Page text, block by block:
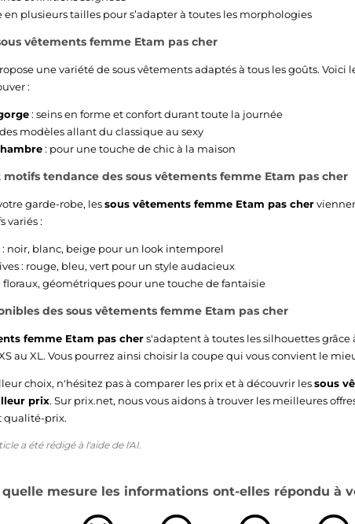
en plusieurs tailles pour s’adapter à toutes les morphologies
vêtements femme Etam pas cher
une variété de sous vêtements adaptés à tous les goûts. Voici
:
: seins en forme et confort durant toute la journée
modèles allant du classique au sexy
: pour une touche de chic à la maison
motifs tendance des sous vêtements femme Etam pas cher
garde-robe, lessous vêtements femme Etam pas cher
variés :
: noir, blanc, beige pour un look intemporel
: rouge, bleu, vert pour un style audacieux
floraux, géométriques pour une touche de fantaisie
des sous vêtements femme Etam pas cher
femme Etam pas chers'adaptent à toutes les silhouettes
au XL. Vous pourrez ainsi choisir la coupe qui vous convient le
choix, n'hésitez pas à comparer les prix et à découvrir lessous
prix. Sur prix.net, nous vous aidons à trouver les meilleures
qualité-prix.
a été rédigé à l'aide de l'AI.
quelle mesure les informations ont-elles répondu à